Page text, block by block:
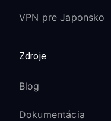
VPN pre Japonsko
Zdroje
Blog
Dokumentácia